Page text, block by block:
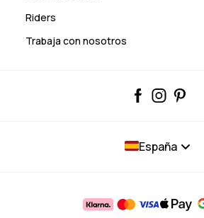
Riders
Trabaja con nosotros
España